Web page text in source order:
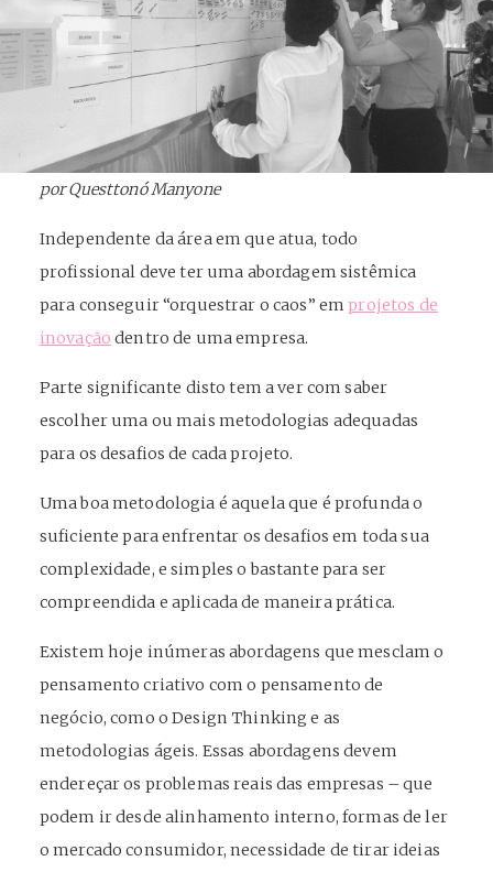
por Questtonó Manyone
Independente da área em que atua, todo
profissional deve ter uma abordagem sistêmica
para conseguir “orquestrar o caos” emprojetos de
inovação dentro de uma empresa.
Parte significante disto tem a ver com saber
escolher uma ou mais metodologias adequadas
para os desafios de cada projeto.
Uma boa metodologia é aquela que é profunda o
suficiente para enfrentar os desafios em toda sua
complexidade, e simples o bastante para ser
compreendida e aplicada de maneira prática.
Existem hoje inúmeras abordagens que mesclam o
pensamento criativo com o pensamento de
negócio, como o Design Thinking e as
metodologias ágeis. Essas abordagens devem
endereçar os problemas reais das empresas – que
podem ir desde alinhamento interno, formas de ler
o mercado consumidor, necessidade de tirar ideias